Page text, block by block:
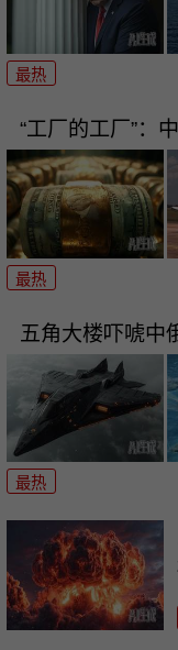
最热
“工厂的工厂”：
最热
五角大楼吓唬中
最热